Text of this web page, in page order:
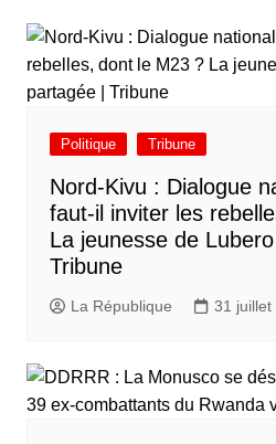
Politique Tribune
Nord-Kivu : Dialogue
faut-il inviter les
La jeunesse de
Tribune
La République 31 juillet